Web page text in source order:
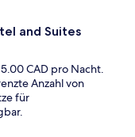
and Suites
CAD pro Nacht.
Anzahl von
für